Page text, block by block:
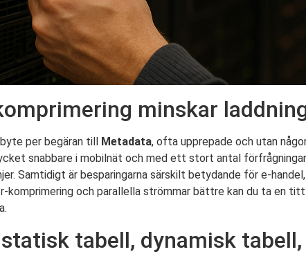
minskar
per begäran till Metadata, ofta upprepade och utan
snabbare i mobilnät och med ett stort antal
Samtidigt är besparingarna särskilt betydande för e-
komprimering och parallella strömmar bättre kan du ta en
statisk tabell, dynamisk